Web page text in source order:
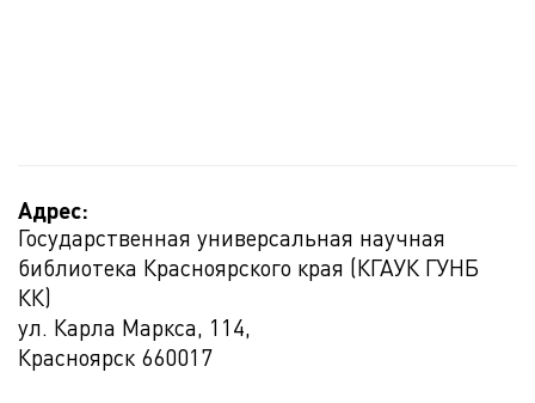
Адрес:
Государственная универсальная научная
библиотека Красноярского края (КГАУК ГУНБ
КК)
ул. Карла Маркса, 114,
Красноярск 660017